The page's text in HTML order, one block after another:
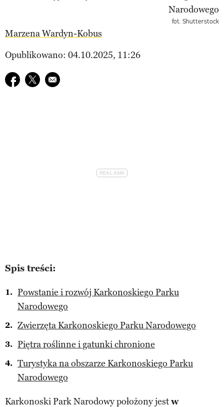
fot. Shutterstock
Marzena Wardyn-Kobus
Opublikowano: 04.10.2025, 11:26
Udostępnij na facebook
Udostępnij na twitter
E-mail do przyjaciela
Spis treści:
Powstanie i rozwój Karkonoskiego Parku
Narodowego
Zwierzęta Karkonoskiego Parku Narodowego
Piętra roślinne i gatunki chronione
Turystyka na obszarze Karkonoskiego Parku
Narodowego
Karkonoski Park Narodowy położony jestw